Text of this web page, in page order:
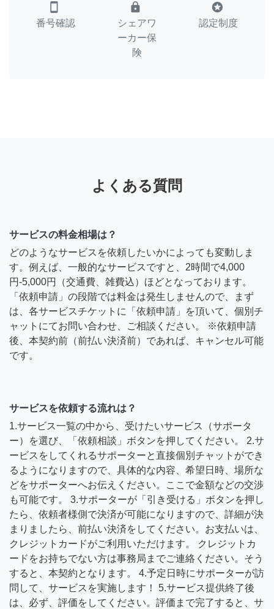
smartphone
番号確認
lock
シェアワ
ーカー保
険
stars
認定制度
よくある質問
サービスの料金相場は？
どのようなサービスを依頼したいかによっても変動しま
す。例えば、一般的なサービスですと、2時間で4,000
円-5,000円（交通費、雑費込）ほどとなっております。
「依頼申請」の段階では料金は発生しませんので、まず
は、各サービスチケットに「依頼申請」を頂いて、個別チ
ャットにてお問い合わせ、ご相談ください。 ※依頼申請
後、本契約前（前払い決済前）であれば、キャンセル可能
です。
サービスを依頼する流れは？
1.サービス一覧の中から、受けたいサービス（サポータ
ー）を選び、「依頼相談」ボタンを押してください。 2.サ
ービスをしてくれるサポーターと直接個別チャットができ
るようになりますので、具体的な内容、希望日時、場所な
どをサポーターへお伝えください。ここで金額などの交渉
も可能です。 3.サポーターが「引き受ける」ボタンを押し
たら、依頼者様側で決済が可能になりますので、詳細が決
まりましたら、前払い決済をしてください。お支払いは、
クレジットカードがご利用いただけます。 クレジットカ
ードをお持ちでない方は事務局までご連絡ください。そう
すると、本契約となります。 4.予定日時にサポーターが訪
問して、サービスを実施します！ 5.サービス提供終了後
は、必ず、評価をしてください。評価まで完了すると、サ